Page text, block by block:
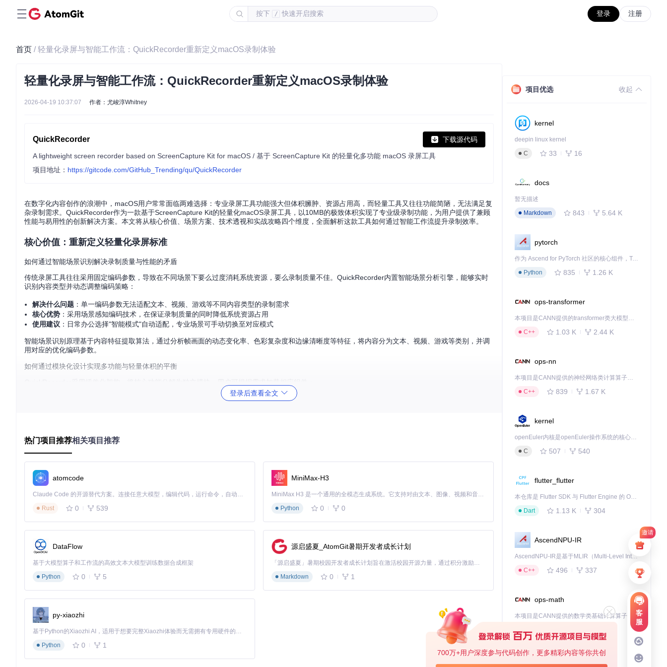
按下 / 快速开启搜索 登录 注册
邀请
客
服
700万+用户深度参与代码创作，更多精彩内容等你共创
首页 / 轻量化录屏与智能工作流：QuickRecorder重新定义macOS录制体验
轻量化录屏与智能工作流：QuickRecorder重新定义macOS录制体验
2026-04-19 10:37:07 作者：尤峻淳Whitney
QuickRecorder 下载源代码
A lightweight screen recorder based on ScreenCapture Kit for macOS / 基于 ScreenCapture Kit 的轻量化多功能 macOS 录屏工具
项目地址： https://gitcode.com/GitHub_Trending/qu/QuickRecorder
在数字化内容创作的浪潮中，macOS用户常常面临两难选择：专业录屏工具功能强大但体积臃肿、资源占用高，而轻量工具又往往功能简陋，无法满足复
杂录制需求。QuickRecorder作为一款基于ScreenCapture Kit的轻量化macOS录屏工具，以10MB的极致体积实现了专业级录制功能，为用户提供了兼顾
性能与易用性的创新解决方案。本文将从核心价值、场景方案、技术透视和实战攻略四个维度，全面解析这款工具如何通过智能工作流提升录制效率。
核心价值：重新定义轻量化录屏标准
如何通过智能场景识别解决录制质量与性能的矛盾
传统录屏工具往往采用固定编码参数，导致在不同场景下要么过度消耗系统资源，要么录制质量不佳。QuickRecorder内置智能场景分析引擎，能够实时
识别内容类型并动态调整编码策略：
解决什么问题 ：单一编码参数无法适配文本、视频、游戏等不同内容类型的录制需求
核心优势 ：采用场景感知编码技术，在保证录制质量的同时降低系统资源占用
使用建议 ：日常办公选择"智能模式"自动适配，专业场景可手动切换至对应模式
智能场景识别原理基于内容特征提取算法，通过分析帧画面的动态变化率、色彩复杂度和边缘清晰度等特征，将内容分为文本、视频、游戏等类别，并调
用对应的优化编码参数。
如何通过模块化设计实现多功能与轻量体积的平衡
：传统录屏软件功能集成度高，导致体积庞大、启动缓慢
图1：QuickRecorder功能界面展示，包含多种录制模式与设置选项
场景方案：全场景录制需求的智能解决方案
如何通过多维度录制控制实现教学内容高效创作
教育工作者需要同时捕获屏幕内容、系统声音和讲解人声，传统工具往往需要复杂的设置和后期编辑。QuickRecorder提供教学模式一键解决方案：
在主界面选择"教学模式"预设
启用"摄像头叠加"并调整位置和大小
确认系统声音和麦克风录制已开启
设置"重点标注"快捷键
如何通过应用追踪技术实现软件开发演示的精准录制
软件开发人员在录制技术演示时，需要突出代码编辑过程并确保界面清晰。QuickRecorder的应用追踪功能解决了窗口切换导致的录制中断问题：
目标：录制Xcode开发过程，突出代码编辑和运行效果
选择"应用录制"模式并指定Xcode为目标应用
登录后查看全文
热门项目推荐相关项目推荐
atomcode
Claude Code 的开源替代方案。连接任意大模型，编辑代码，运行命令，自动验证 — 全自动执行。用 Rust 构建，极致性能。 ｜ An open-source alternative to Claude Code. Connect any LLM, edit code, run commands, and verify changes — autonomously. Built in Rust for speed. Get Started
Rust
0 539
MiniMax-H3
MiniMax H3 是一个通用的全模态生成系统。它支持对由文本、图像、视频和音频组成的多模态上下文进行统一理解，并能生成分辨率高达 2K、时长可达 15 秒的带原生立体声音频的视频。得益于面向任务泛化的系统设计，H3 在预训练阶段就已具备广泛的多模态上下文理解与生成能力，能够出色地执行复杂的多模态指令。
Python
0 0
DataFlow
基于大模型算子和工作流的高效文本大模型训练数据合成框架
Python
0 5
源启盛夏_AtomGit暑期开发者成长计划
「源启盛夏」暑期校园开发者成长计划旨在激活校园开源力量，通过积分激励、认证扶持、资源倾斜等形式，引导高校组织和开发者完成「入驻 — 建项目 — 做贡献 — 获认证 — 得资源」的完整闭环。无论你是想带领社团入驻平台的组织者，还是希望用代码贡献证明自己的开发者，都能在这里找到属于你的成长路径。
Markdown
0 1
py-xiaozhi
基于Python的Xiaozhi AI，适用于想要完整Xiaozhi体验而无需拥有专用硬件的用户。
Python
0 1
项目优选 收起
kernel
deepin linux kernel
C
33 16
docs
暂无描述
Markdown
843 5.64 K
pytorch
作为 Ascend for PyTorch 社区的核心组件，TorchNPU 是昇腾专为 PyTorch 打造的深度学习适配插件，使 PyTorch 框架能够直接调用昇腾 NPU，为开发者提供昇腾 AI 处理器的超强算力。
Python
835 1.26 K
ops-transformer
本项目是CANN提供的transformer类大模型算子库，实现网络在NPU上加速计算。
C++
1.03 K 2.44 K
ops-nn
本项目是CANN提供的神经网络类计算算子库，实现网络在NPU上加速计算。
C++
839 1.67 K
kernel
openEuler内核是openEuler操作系统的核心，既是系统性能与稳定性的基石，也是连接处理器、设备与服务的桥梁。
C
507 540
flutter_flutter
本仓库是 Flutter SDK 与 Flutter Engine 的 OpenHarmony 适配版本，由 CPF-Flutter 团队维护。开发者可使用熟悉的 Flutter 技术栈开发 OpenHarmony 应用，3.35.7 及以后的适配版本可基于本仓库源码构建支持 OpenHarmony 的 Flutter Engine。
Dart
1.13 K 304
AscendNPU-IR
AscendNPU-IR是基于MLIR（Multi-Level Intermediate Representation）构建的，面向昇腾亲和算子编译时使用的中间表示，提供昇腾完备表达能力，通过编译优化提升昇腾AI处理器计算效率，支持通过生态框架使能昇腾AI处理器与深度调优
C++
496 337
ops-math
C++
jiuwenswarm